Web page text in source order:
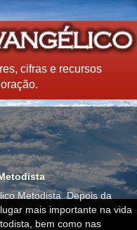
cifras e recursos
Metodista. Depois da
mais importante na vida
bem como nas